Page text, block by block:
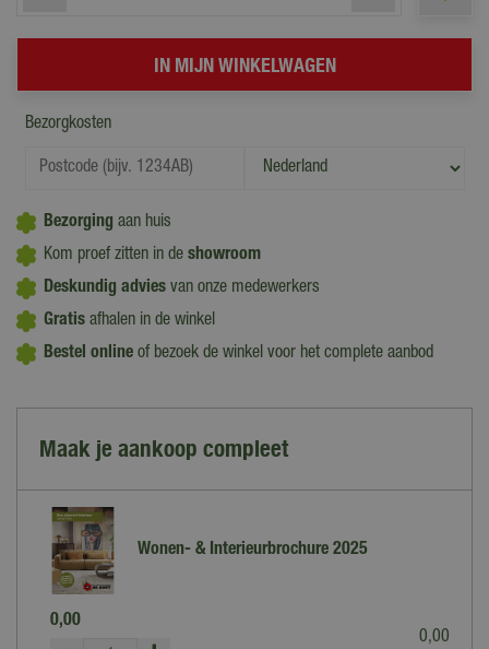
Bezorgkosten
Bezorging aan huis
Kom proef zitten in de showroom
Deskundig advies van onze medewerkers
Gratis afhalen in de winkel
Bestel online of bezoek de winkel voor het complete aanbod
Maak je aankoop compleet
Wonen- & Interieurbrochure 2025
0,00
0,00